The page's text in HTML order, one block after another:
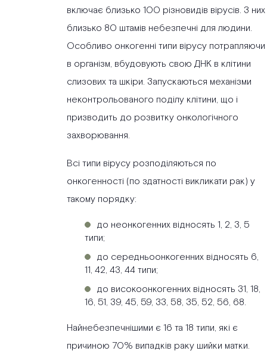
включає близько 100 різновидів вірусів. З них
близько 80 штамів небезпечні для людини.
Особливо онкогенні типи вірусу потрапляючи
в організм, вбудовують свою ДНК в клітини
слизових та шкіри. Запускаються механізми
неконтрольованого поділу клітини, що і
призводить до розвитку онкологічного
захворювання.
Всі типи вірусу розподіляються по
онкогенності (по здатності викликати рак) у
такому порядку:
до неонкогенних відносять 1, 2, 3, 5
типи;
до середньоонкогенних відносять 6,
11, 42, 43, 44 типи;
до високоонкогенних відносять 31, 18,
16, 51, 39, 45, 59, 33, 58, 35, 52, 56, 68.
Найнебезпечнішими є 16 та 18 типи, які є
причиною 70% випадків раку шийки матки.